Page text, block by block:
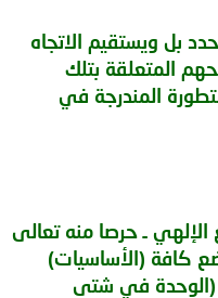
بل ويستقيم الاتجاه
المتعلقة بتلك
المندرجة في
ـ حرصا منه تعالى
كافة (الأساسيات)
(الوحدة في شتى